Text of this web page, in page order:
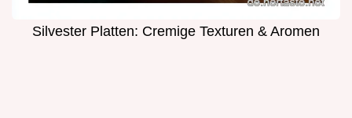
Silvester Platten: Cremige Texturen & Aromen